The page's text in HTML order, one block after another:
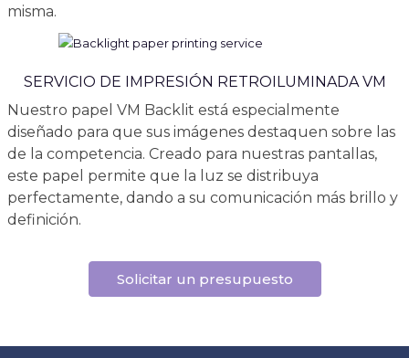
misma.
SERVICIO DE IMPRESIÓN RETROILUMINADA VM
Nuestro papel VM Backlit está especialmente
diseñado para que sus imágenes destaquen sobre las
de la competencia. Creado para nuestras pantallas,
este papel permite que la luz se distribuya
perfectamente, dando a su comunicación más brillo y
definición.
Solicitar un presupuesto